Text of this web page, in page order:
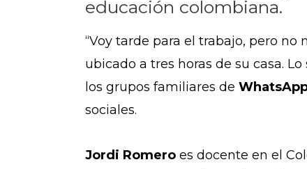
educación colombiana.
“Voy tarde para el trabajo, pero
ubicado a tres horas de su casa.
los grupos familiares de
sociales.
Jordi Romero es docente en el